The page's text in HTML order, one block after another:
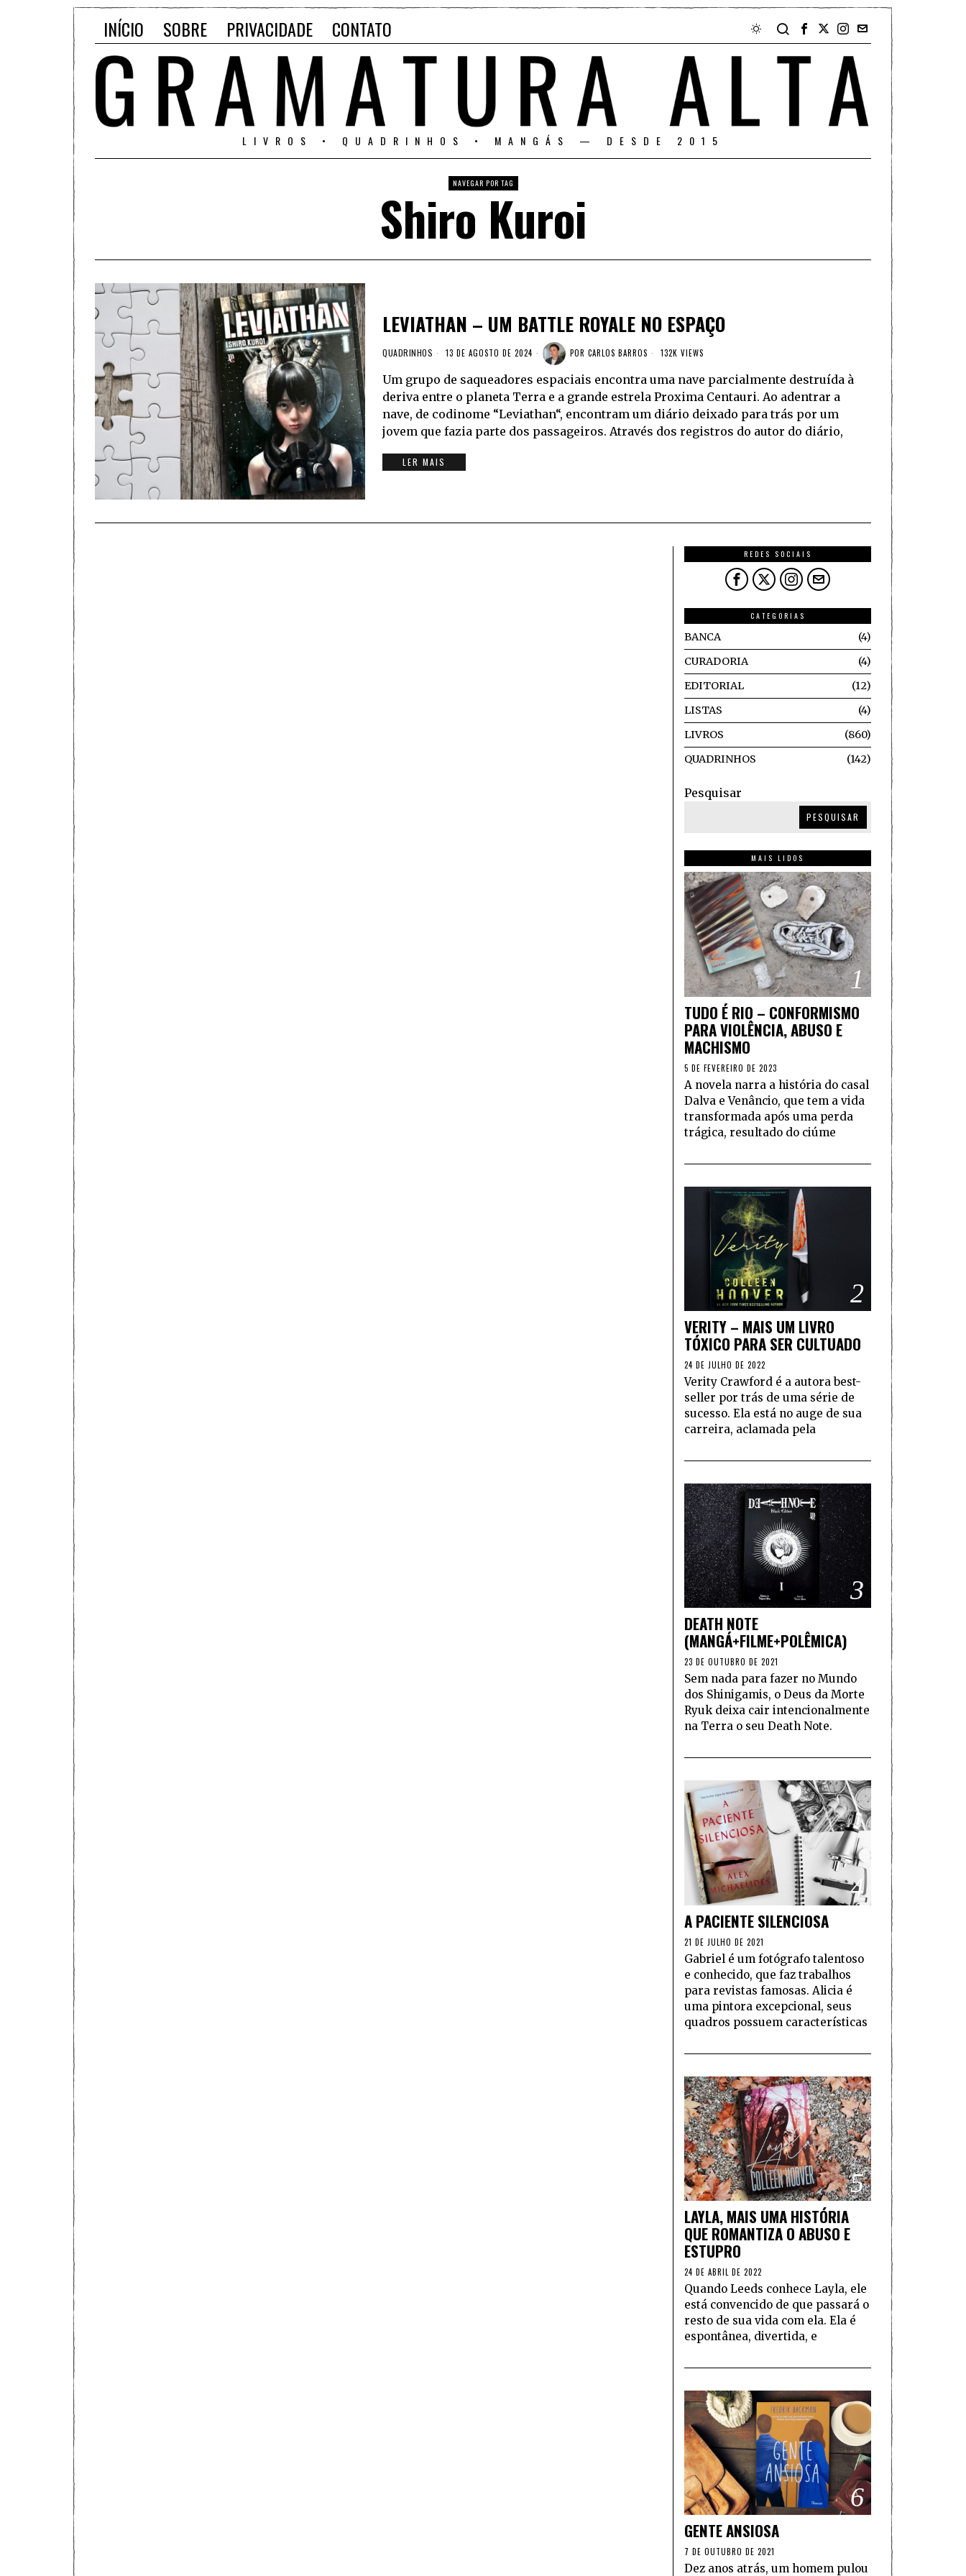
INÍCIO SOBRE PRIVACIDADE CONTATO
LIVROS • QUADRINHOS • MANGÁS — DESDE 2015
NAVEGAR POR TAG
Shiro Kuroi
LEVIATHAN – UM BATTLE ROYALE NO ESPAÇO
QUADRINHOS 13 DE AGOSTO DE 2024 POR CARLOS BARROS 132K VIEWS
Um grupo de saqueadores espaciais encontra uma nave parcialmente destruída à
deriva entre o planeta Terra e a grande estrela Proxima Centauri. Ao adentrar a
nave, de codinome “Leviathan“, encontram um diário deixado para trás por um
jovem que fazia parte dos passageiros. Através dos registros do autor do diário,
LER MAIS
REDES SOCIAIS
CATEGORIAS
BANCA
4
CURADORIA
4
EDITORIAL
12
LISTAS
4
LIVROS
860
QUADRINHOS
142
Pesquisar
PESQUISAR
MAIS LIDOS
1
TUDO É RIO – CONFORMISMO
PARA VIOLÊNCIA, ABUSO E
MACHISMO
5 DE FEVEREIRO DE 2023
A novela narra a história do casal
Dalva e Venâncio, que tem a vida
transformada após uma perda
trágica, resultado do ciúme
2
VERITY – MAIS UM LIVRO
TÓXICO PARA SER CULTUADO
24 DE JULHO DE 2022
Verity Crawford é a autora best-
seller por trás de uma série de
sucesso. Ela está no auge de sua
carreira, aclamada pela
3
DEATH NOTE
(MANGÁ+FILME+POLÊMICA)
23 DE OUTUBRO DE 2021
Sem nada para fazer no Mundo
dos Shinigamis, o Deus da Morte
Ryuk deixa cair intencionalmente
na Terra o seu Death Note.
4
A PACIENTE SILENCIOSA
21 DE JULHO DE 2021
Gabriel é um fotógrafo talentoso
e conhecido, que faz trabalhos
para revistas famosas. Alicia é
uma pintora excepcional, seus
quadros possuem características
5
LAYLA, MAIS UMA HISTÓRIA
QUE ROMANTIZA O ABUSO E
ESTUPRO
24 DE ABRIL DE 2022
Quando Leeds conhece Layla, ele
está convencido de que passará o
resto de sua vida com ela. Ela é
espontânea, divertida, e
6
GENTE ANSIOSA
7 DE OUTUBRO DE 2021
Dez anos atrás, um homem pulou